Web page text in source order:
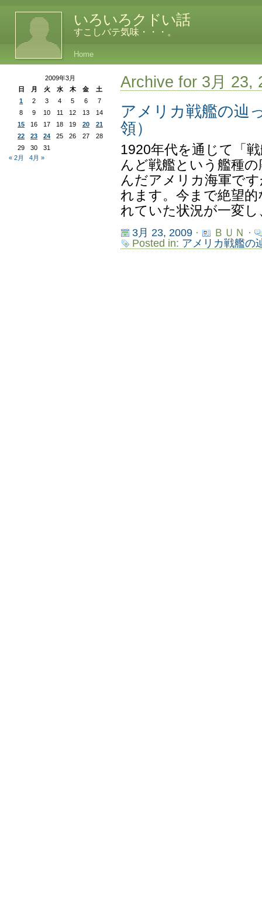
いろいろクドい話
すこしバテ気味・・・。
Home
Archive for 3月 23,
アメリカ戦艦の辿
領）
1920年代を通じて「
んど戦艦という艦種
んだアメリカ海軍で
れます。今まで絶望
れていた状況が一変
3月 23, 2009·
ＢＵＮ ·
Posted in: アメリカ戦艦の
2009年3月
日
月 火 水 木 金
土
1
2 3 4 5 6
7
8
9 10 11 12 13
14
15
16 17 18 19 20
21
22
23 24 25 26 27
28
29
30
31
« 2月
4月 »